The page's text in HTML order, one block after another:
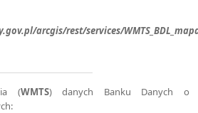
arcgis/rest/services/
(WMTS) danych Banku Danych o